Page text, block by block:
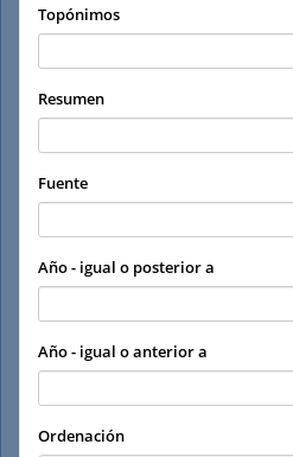
Topónimos
Resumen
Fuente
Año - igual o posterior a
Año - igual o anterior a
Ordenación